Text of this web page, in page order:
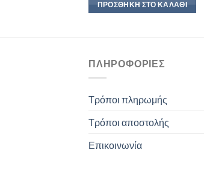
ΠΡΟΣΘΉΚΗ ΣΤΟ ΚΑΛΆΘΙ
ΠΛΗΡΟΦΟΡΊΕΣ
Τρόποι πληρωμής
Τρόποι αποστολής
Επικοινωνία